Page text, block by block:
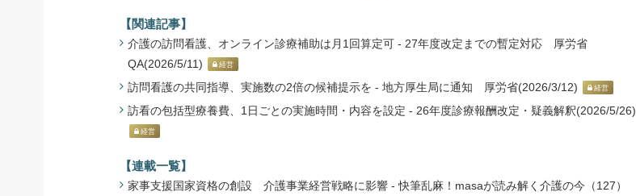
【関連記事】
介護の訪問看護、オンライン診療補助は月1回算定可 - 27年度改定までの暫定対応 厚労省
QA(2026/5/11)
経営
訪問看護の共同指導、実施数の2倍の候補提示を - 地方厚生局に通知 厚労省(2026/3/12) 経営
訪看の包括型療養費、1日ごとの実施時間・内容を設定 - 26年度診療報酬改定・疑義解釈(2026/5/26)
経営
【連載一覧】
家事支援国家資格の創設 介護事業経営戦略に影響 - 快筆乱麻！masaが読み解く介護の今（127）